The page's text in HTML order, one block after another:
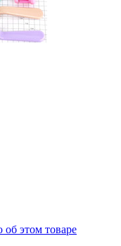
об этом товаре